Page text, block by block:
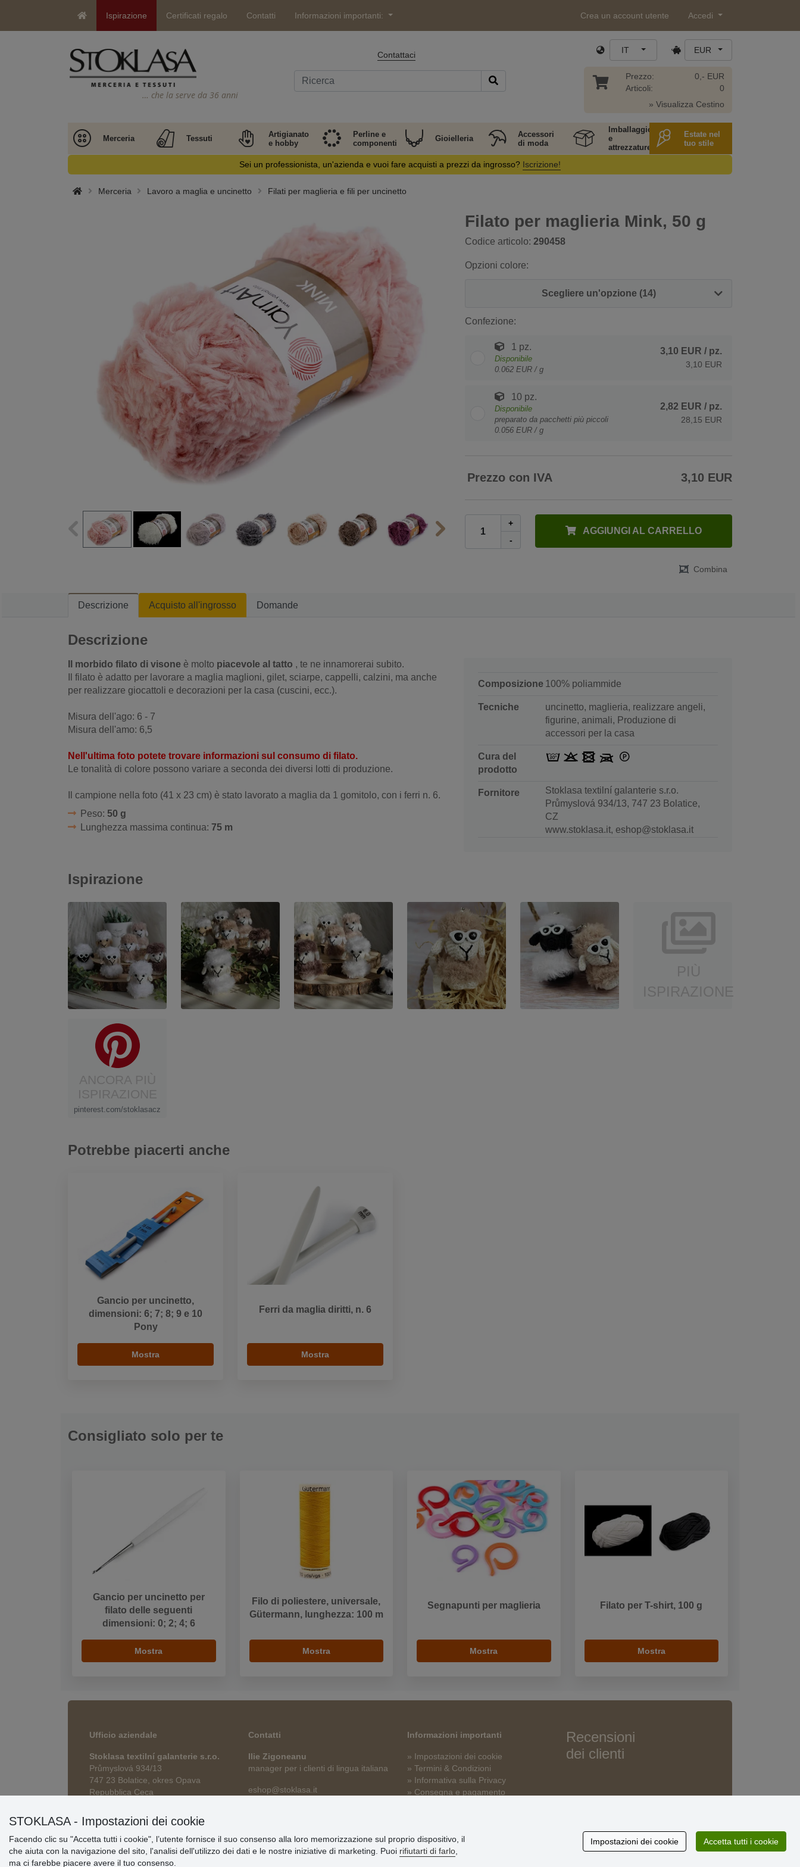
Ispirazione Certificati regalo Contatti Informazioni importanti: Crea un account utente Accedi
… che la serve da 36 anni
Contattaci IT EUR
Prezzo:
Articoli:
0,- EUR
0
» Visualizza Cestino
Merceria Tessuti
Artigianato
e hobby
Perline e
componenti
Gioielleria
Accessori
di moda
Imballaggio
e
attrezzature
Estate nel
tuo stile
Sei un professionista, un'azienda e vuoi fare acquisti a prezzi da ingrosso? Iscrizione!
Merceria Lavoro a maglia e uncinetto Filati per maglieria e fili per uncinetto
Filato per maglieria Mink, 50 g
Codice articolo: 290458
Opzioni colore:
Scegliere un'opzione (14)
Confezione:
1 pz.
Disponibile
0.062 EUR / g
3,10 EUR / pz.
3,10 EUR
10 pz.
Disponibile
preparato da pacchetti più piccoli
0.056 EUR / g
2,82 EUR / pz.
28,15 EUR
Prezzo con IVA 3,10 EUR
+
-
AGGIUNGI AL CARRELLO
Combina
Descrizione Acquisto all'ingrosso Domande
Descrizione
Il morbido filato di visone è molto piacevole al tatto , te ne innamorerai subito.
Il filato è adatto per lavorare a maglia maglioni, gilet, sciarpe, cappelli, calzini, ma anche
per realizzare giocattoli e decorazioni per la casa (cuscini, ecc.).
Misura dell'ago: 6 - 7
Misura dell'amo: 6,5
Nell'ultima foto potete trovare informazioni sul consumo di filato.
Le tonalità di colore possono variare a seconda dei diversi lotti di produzione.
Il campione nella foto (41 x 23 cm) è stato lavorato a maglia da 1 gomitolo, con i ferri n. 6.
Peso: 50 g
Lunghezza massima continua: 75 m
Composizione 100% poliammide
Tecniche
uncinetto, maglieria, realizzare angeli,
figurine, animali, Produzione di
accessori per la casa
Cura del
prodotto
Fornitore
Stoklasa textilní galanterie s.r.o.
Průmyslová 934/13, 747 23 Bolatice,
CZ
www.stoklasa.it, eshop@stoklasa.it
Ispirazione
ISPIRAZIONE
pinterest.com/stoklasacz
Potrebbe piacerti anche
Gancio per uncinetto,
dimensioni: 6; 7; 8; 9 e 10
Pony
Mostra
Ferri da maglia diritti, n. 6
Mostra
Consigliato solo per te
Gancio per uncinetto per
filato delle seguenti
dimensioni: 0; 2; 4; 6
Mostra
Filo di poliestere, universale,
Gütermann, lunghezza: 100 m
Mostra
Segnapunti per maglieria
Mostra
Filato per T-shirt, 100 g
Mostra
Ufficio aziendale
Stoklasa textilní galanterie s.r.o.
Průmyslová 934/13
747 23 Bolatice, okres Opava
Repubblica Ceca
Contatti
Ilie Zigoneanu
manager per i clienti di lingua italiana
eshop@stoklasa.it
Informazioni importanti
» Impostazioni dei cookie
» Termini & Condizioni
» Informativa sulla Privacy
» Consegna e pagamento
Recensioni
dei clienti
STOKLASA - Impostazioni dei cookie
Facendo clic su "Accetta tutti i cookie", l’utente fornisce il suo consenso alla loro memorizzazione sul proprio dispositivo, il
che aiuta con la navigazione del sito, l'analisi dell'utilizzo dei dati e le nostre iniziative di marketing. Puoi rifiutarti di farlo
ma ci farebbe piacere avere il tuo consenso.
Impostazioni dei cookie Accetta tutti i cookie